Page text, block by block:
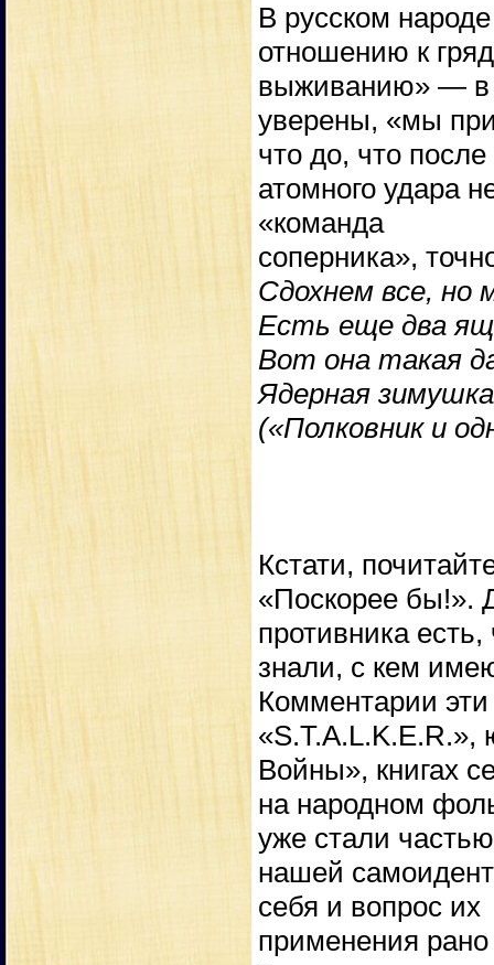
В русском
отношению к
выживанию» — в
уверены, «мы
что до, что после
атомного удара
«команда
соперника»,
Сдохнем все, но
Есть еще два
Вот она такая
Ядерная
(«Полковник и
Кстати,
«Поскорее бы!».
противника
знали, с кем
Комментарии
Войны», книгах
на народном
уже стали частью
нашей
себя и вопрос их
применения